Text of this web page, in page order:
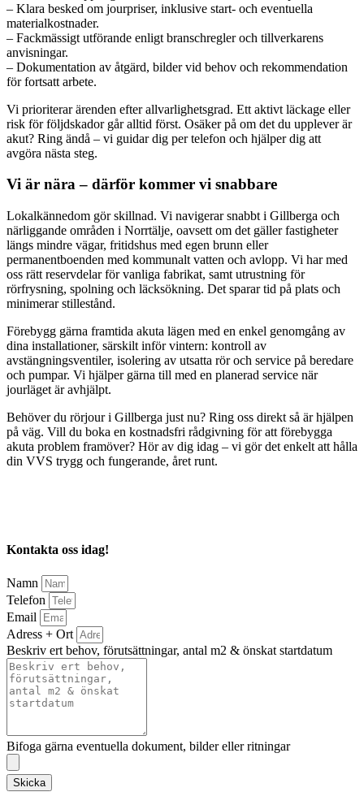
– Klara besked om jourpriser, inklusive start- och eventuella
materialkostnader.
– Fackmässigt utförande enligt branschregler och tillverkarens
anvisningar.
– Dokumentation av åtgärd, bilder vid behov och rekommendation
för fortsatt arbete.
Vi prioriterar ärenden efter allvarlighetsgrad. Ett aktivt läckage eller
risk för följdskador går alltid först. Osäker på om det du upplever är
akut? Ring ändå – vi guidar dig per telefon och hjälper dig att
avgöra nästa steg.
Vi är nära – därför kommer vi snabbare
Lokalkännedom gör skillnad. Vi navigerar snabbt i Gillberga och
närliggande områden i Norrtälje, oavsett om det gäller fastigheter
längs mindre vägar, fritidshus med egen brunn eller
permanentboenden med kommunalt vatten och avlopp. Vi har med
oss rätt reservdelar för vanliga fabrikat, samt utrustning för
rörfrysning, spolning och läcksökning. Det sparar tid på plats och
minimerar stillestånd.
Förebygg gärna framtida akuta lägen med en enkel genomgång av
dina installationer, särskilt inför vintern: kontroll av
avstängningsventiler, isolering av utsatta rör och service på beredare
och pumpar. Vi hjälper gärna till med en planerad service när
jourläget är avhjälpt.
Behöver du rörjour i Gillberga just nu? Ring oss direkt så är hjälpen
på väg. Vill du boka en kostnadsfri rådgivning för att förebygga
akuta problem framöver? Hör av dig idag – vi gör det enkelt att hålla
din VVS trygg och fungerande, året runt.
Kontakta oss idag!
Namn
Telefon
Email
Adress + Ort
Beskriv ert behov, förutsättningar, antal m2 & önskat startdatum
Bifoga gärna eventuella dokument, bilder eller ritningar
Skicka